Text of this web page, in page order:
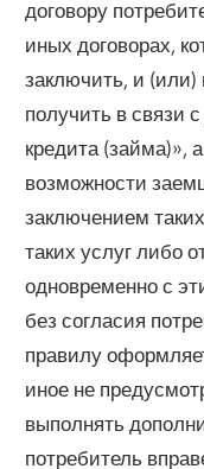
договору
иных договорах,
заключить, и (или)
получить в связи
кредита (займа)»,
возможности
заключением
таких услуг либо
одновременно с
без согласия
правилу
иное не
выполнять
потребитель